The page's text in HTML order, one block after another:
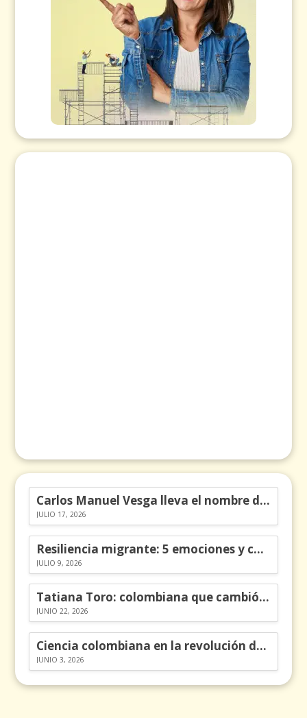
Carlos Manuel Vesga lleva el nombre de Colombia a los Emmy
JULIO 17, 2026
Resiliencia migrante: 5 emociones y cómo gestionarlas
JULIO 9, 2026
Tatiana Toro: colombiana que cambió la historia de las matemáticas
JUNIO 22, 2026
Ciencia colombiana en la revolución de los órganos en chips
JUNIO 3, 2026